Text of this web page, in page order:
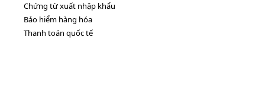
Chứng từ xuất nhập khẩu
Bảo hiểm hàng hóa
Thanh toán quốc tế